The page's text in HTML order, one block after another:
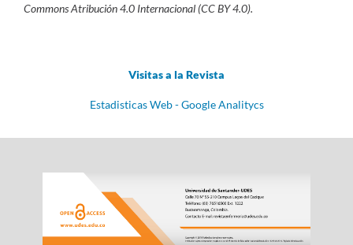
Commons Atribución 4.0 Internacional (CC BY 4.0).
Visitas a la Revista
Estadisticas Web - Google Analitycs